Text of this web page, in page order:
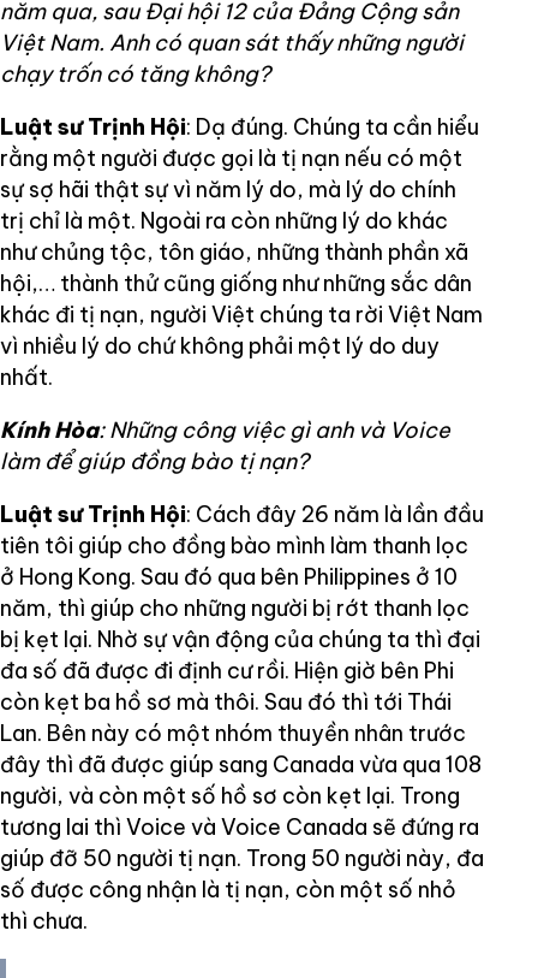
năm qua, sau Đại hội 12 của Đảng Cộng sản
Việt Nam. Anh có quan sát thấy những người
chạy trốn có tăng không?
Luật sư Trịnh Hội: Dạ đúng. Chúng ta cần hiểu
rằng một người được gọi là tị nạn nếu có một
sự sợ hãi thật sự vì năm lý do, mà lý do chính
trị chỉ là một. Ngoài ra còn những lý do khác
như chủng tộc, tôn giáo, những thành phần xã
hội,… thành thử cũng giống như những sắc dân
khác đi tị nạn, người Việt chúng ta rời Việt Nam
vì nhiều lý do chứ không phải một lý do duy
nhất.
Kính Hòa: Những công việc gì anh và Voice
làm để giúp đồng bào tị nạn?
Luật sư Trịnh Hội: Cách đây 26 năm là lần đầu
tiên tôi giúp cho đồng bào mình làm thanh lọc
ở Hong Kong. Sau đó qua bên Philippines ở 10
năm, thì giúp cho những người bị rớt thanh lọc
bị kẹt lại. Nhờ sự vận động của chúng ta thì đại
đa số đã được đi định cư rồi. Hiện giờ bên Phi
còn kẹt ba hồ sơ mà thôi. Sau đó thì tới Thái
Lan. Bên này có một nhóm thuyền nhân trước
đây thì đã được giúp sang Canada vừa qua 108
người, và còn một số hồ sơ còn kẹt lại. Trong
tương lai thì Voice và Voice Canada sẽ đứng ra
giúp đỡ 50 người tị nạn. Trong 50 người này, đa
số được công nhận là tị nạn, còn một số nhỏ
thì chưa.